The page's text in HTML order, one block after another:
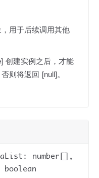
用于后续调用其他
创建实例之后，才能
则将返回 [null]。
number[],